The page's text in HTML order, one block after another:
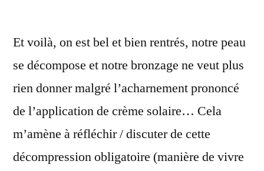
Et voilà, on est bel et bien rentrés, notre peau
se décompose et notre bronzage ne veut plus
rien donner malgré l’acharnement prononcé
de l’application de crème solaire… Cela
m’amène à réfléchir / discuter de cette
décompression obligatoire (manière de vivre